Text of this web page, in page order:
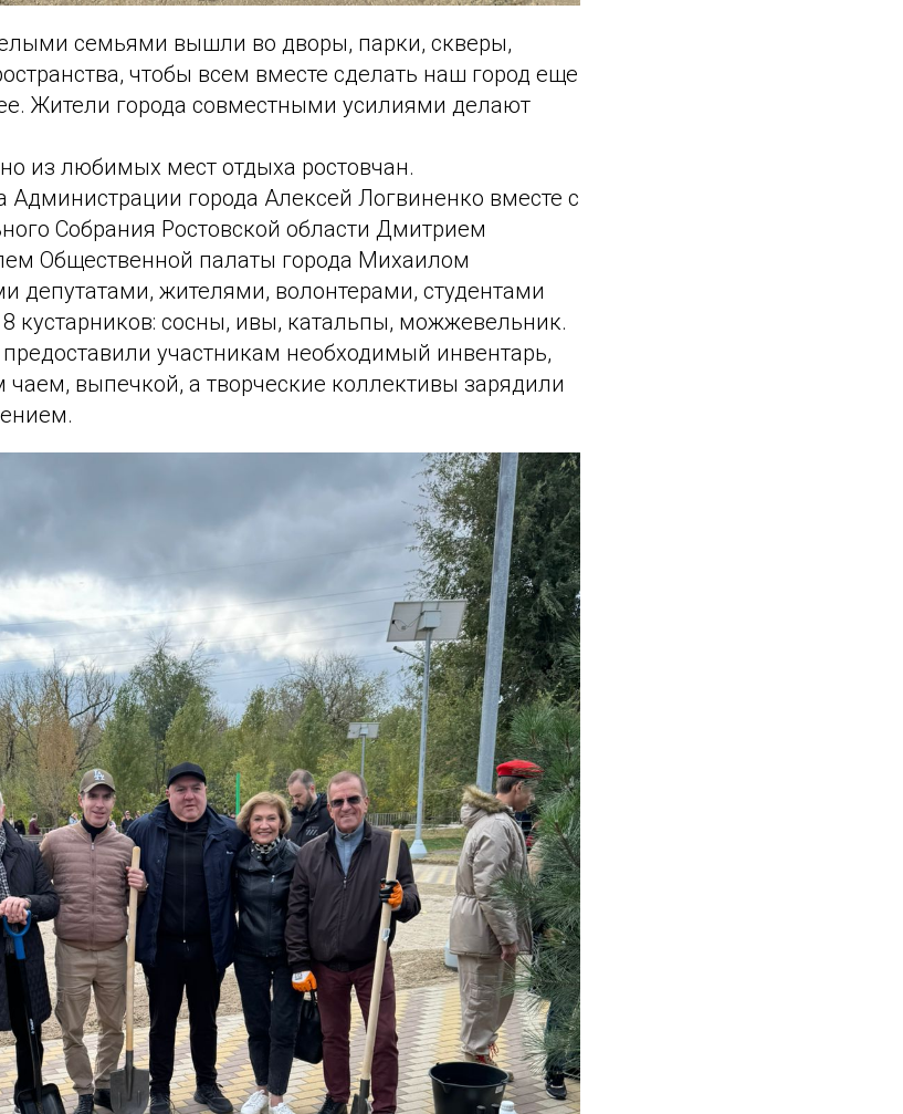
семьями вышли во дворы, парки, скверы,
чтобы всем вместе сделать наш город еще
Жители города совместными усилиями делают
из любимых мест отдыха ростовчан.
Администрации города Алексей Логвиненко вместе с
Собрания Ростовской области Дмитрием
Общественной палаты города Михаилом
депутатами, жителями, волонтерами, студентами
кустарников: сосны, ивы, катальпы, можжевельник.
участникам необходимый инвентарь,
чаем, выпечкой, а творческие коллективы зарядили